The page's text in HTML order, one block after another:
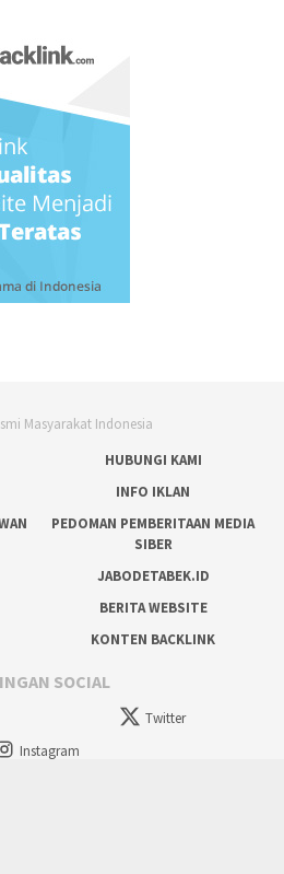
HUBUNGI KAMI
INFO IKLAN
PEDOMAN PEMBERITAAN MEDIA
SIBER
JABODETABEK.ID
BERITA WEBSITE
KONTEN BACKLINK
SOCIAL
Twitter
Instagram